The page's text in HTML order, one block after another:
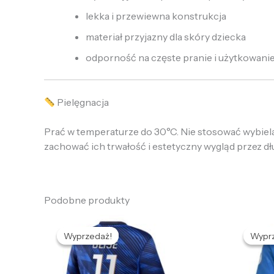
lekka i przewiewna konstrukcja
materiał przyjazny dla skóry dziecka
odporność na częste pranie i użytkowanie
Pielęgnacja
Prać w temperaturze do 30°C. Nie stosować
zachować ich trwałość i estetyczny wygląd przez
Podobne produkty
Wyprzedaż!
Wyprzedaż!
Pierwotna
cena
wynosiła:
469,58 zł.
Aktualna
cena
wynosi:
126,89 zł.